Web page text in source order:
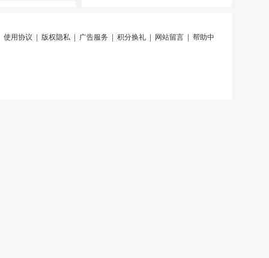
使用协议 版权隐私| 广告服务 积分换礼| 网站留言| 帮助中